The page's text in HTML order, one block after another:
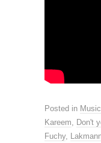
Posted in
Kareem, Don't
Fuchy,